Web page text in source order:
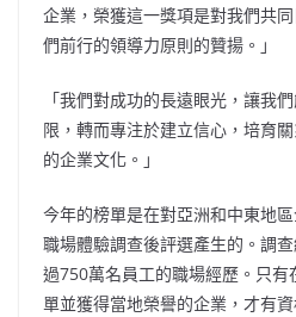
企業，榮獲這一獎項是對我們共
們前行的領導力原則的贊揚。」
「我們對成功的長遠眼光，讓我
限，轉而專注於建立信心，培育
的企業文化。」
今年的榜單是在對亞洲和中東地
職場體驗調查後評選產生的。調
過750萬名員工的職場經歷。只
單並獲得當地榮譽的企業，才有